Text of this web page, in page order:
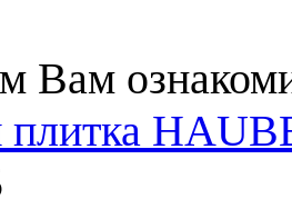
Вам
плитка